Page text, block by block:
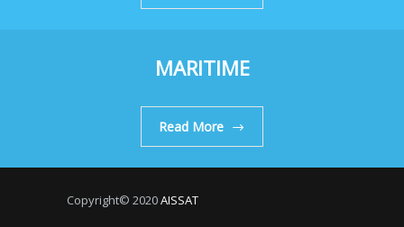
MARITIME
Read More
Copyright© 2020AISSAT